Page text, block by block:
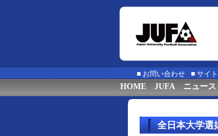
■ お問い合わせ ■ サイ
HOME JUFA ニュース
全日本大学選